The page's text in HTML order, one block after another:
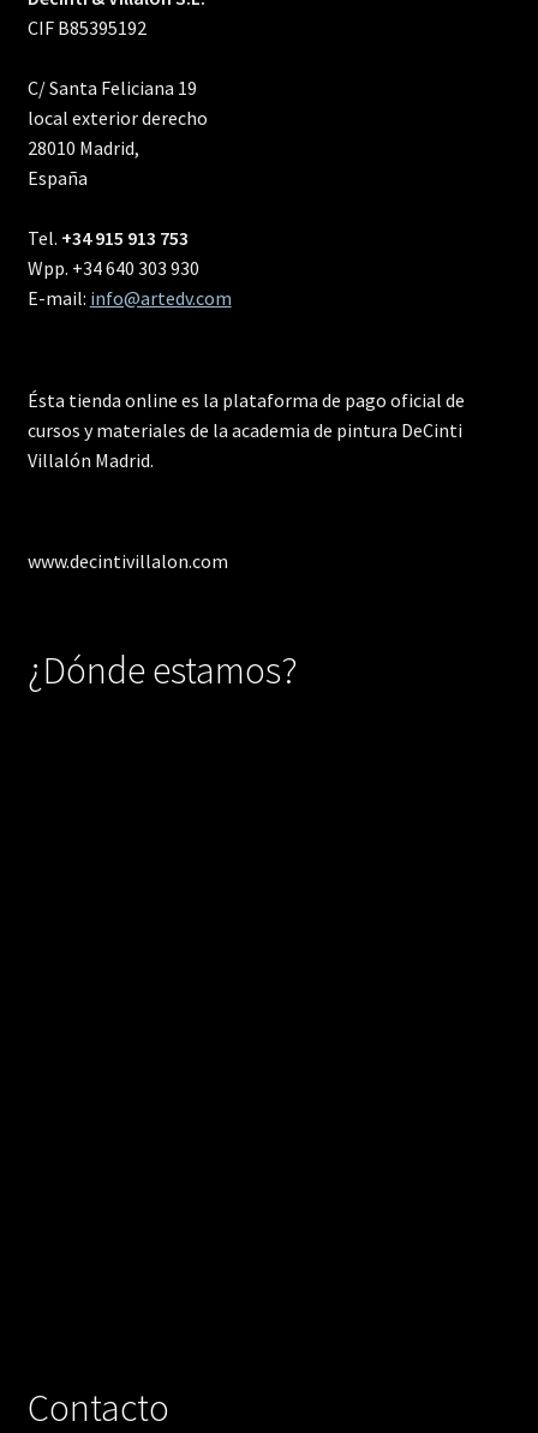
CIF B85395192
C/ Santa Feliciana 19
local exterior derecho
28010 Madrid,
España
Tel. +34 915 913 753
Wpp. +34 640 303 930
E-mail: info@artedv.com
Ésta tienda online es la plataforma de pago oficial de
cursos y materiales de la academia de pintura DeCinti
Villalón Madrid.
www.decintivillalon.com
¿Dónde estamos?
Contacto